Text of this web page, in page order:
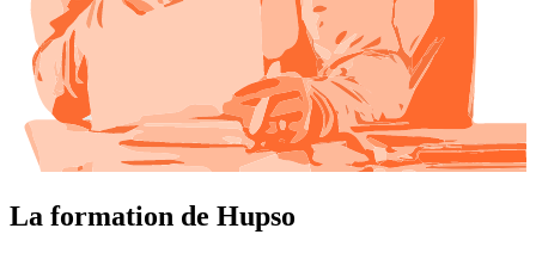
La formation de Hupso